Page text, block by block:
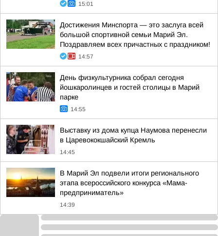
15:01
Достижения Минспорта — это заслуга всей
большой спортивной семьи Марий Эл.
Поздравляем всех причастных с праздником!
14:57
День физкультурника собрал сегодня
йошкаролинцев и гостей столицы в Марий
парке
14:55
Выставку из дома купца Наумова перенесли
в Царевококшайский Кремль
14:45
В Марий Эл подвели итоги регионального
этапа всероссийского конкурса «Мама-
предприниматель»
14:39